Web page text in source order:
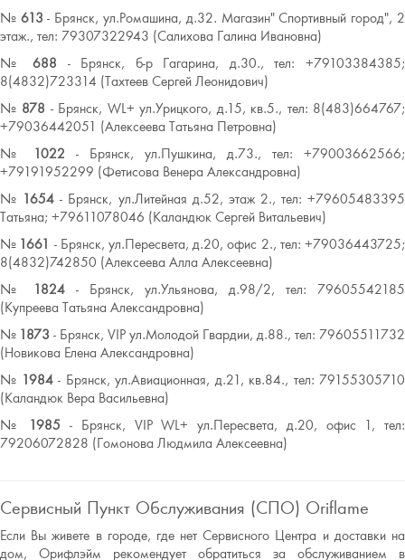
№ 613 - Брянск, ул.Ромашина, д.32. Магазин" Спортивный город", 2
этаж., тел: 79307322943 (Салихова Галина Ивановна)
№688 - Брянск, б-р Гагарина, д.30., тел: +79103384385;
8(4832)723314 (Тахтеев Сергей Леонидович)
№ 878 - Брянск, WL+ ул.Урицкого, д.15, кв.5., тел: 8(483)664767;
+79036442051 (Алексеева Татьяна Петровна)
№
1022 - Брянск, ул.Пушкина, д.73., тел: +79003662566;
+79191952299 (Фетисова Венера Александровна)
№ 1654 - Брянск, ул.Литейная д.52, этаж 2., тел: +79605483395
Татьяна; +79611078046 (Каландюк Сергей Витальевич)
№ 1661 - Брянск, ул.Пересвета, д.20, офис 2., тел: +79036443725;
8(4832)742850 (Алексеева Алла Алексеевна)
№
1824 - Брянск, ул.Ульянова, д.98/2, тел: 79605542185
(Купреева Татьяна Александровна)
№ 1873 - Брянск, VIP ул.Молодой Гвардии, д.88., тел: 79605511732
(Новикова Елена Александровна)
№ 1984- Брянск, ул.Авиационная, д.21, кв.84., тел: 79155305710
(Каландюк Вера Васильевна)
№ 1985 - Брянск, VIP WL+ ул.Пересвета, д.20, офис 1, тел:
79206072828 (Гомонова Людмила Алексеевна)
Сервисный Пункт Обслуживания (СПО) Oriflame
Если Вы живете в городе, где нет Сервисного Центра и доставки на
дом, Орифлэйм рекомендует обратиться за обслуживанием в